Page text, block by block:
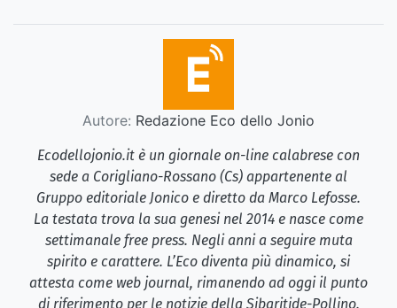
Autore: Redazione Eco dello Jonio
Ecodellojonio.it è un giornale on-line calabrese con
sede a Corigliano-Rossano (Cs) appartenente al
Gruppo editoriale Jonico e diretto da Marco Lefosse.
La testata trova la sua genesi nel 2014 e nasce come
settimanale free press. Negli anni a seguire muta
spirito e carattere. L’Eco diventa più dinamico, si
attesta come web journal, rimanendo ad oggi il punto
di riferimento per le notizie della Sibaritide-Pollino.